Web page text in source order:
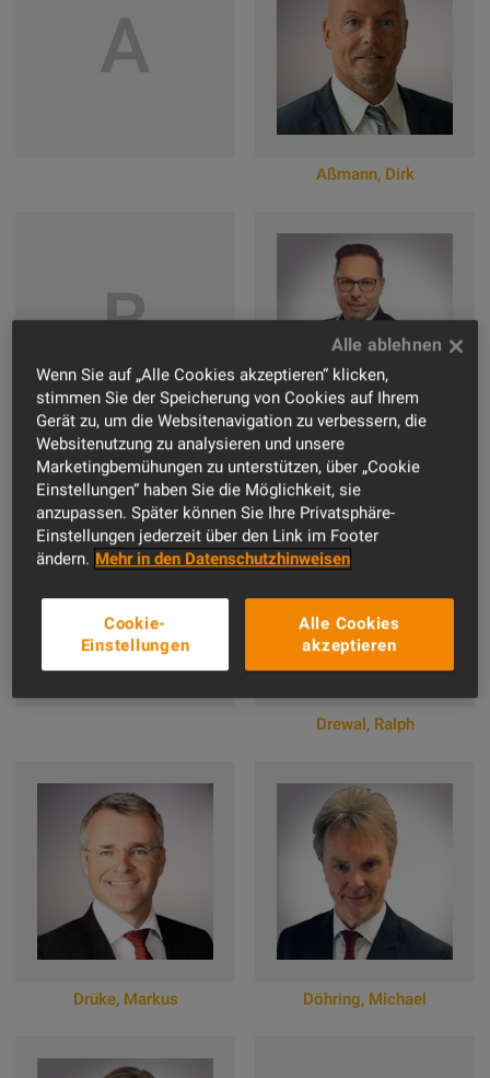
A
Zum Online-Profil
Aßmann, Dirk
B
Zum Online-Profil
Buttice
D
Zum Online-Profil
Drewal, Ralph
Drüke, Markus Döhring, Michael
Wenn Sie auf „Alle Cookies akzeptieren“ klicken,
stimmen Sie der Speicherung von Cookies auf Ihrem
Gerät zu, um die Websitenavigation zu verbessern, die
Websitenutzung zu analysieren und unsere
Marketingbemühungen zu unterstützen, über „Cookie
Einstellungen“ haben Sie die Möglichkeit, sie
anzupassen. Später können Sie Ihre Privatsphäre-
Einstellungen jederzeit über den Link im Footer
ändern. Mehr in den Datenschutzhinweisen
Alle Cookies
akzeptieren
Cookie-
Einstellungen